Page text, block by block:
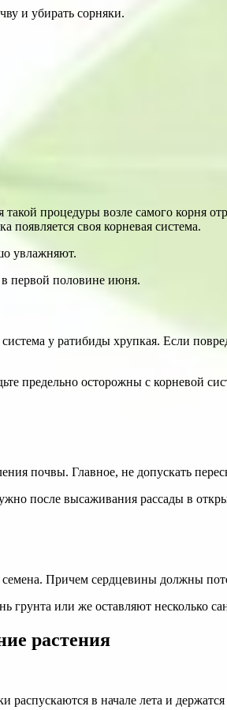
и убирать сорняки.
процедуры возле самого корня
появляется своя корневая система.
увлажняют.
первой половине июня.
у ратибиды хрупкая. Если
предельно осторожны с корневой
почвы. Главное, не допускать
после высаживания рассады в
Причем сердцевины должны
грунта или же оставляют несколько
растения
в начале лета и